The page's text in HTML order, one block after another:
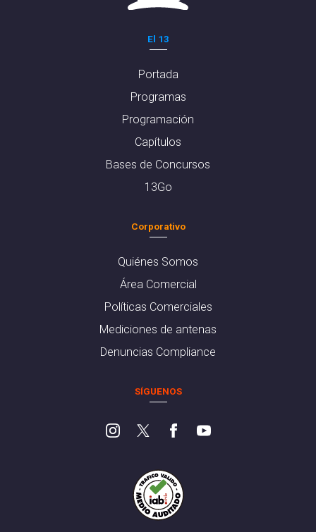
El 13
Portada
Programas
Programación
Capítulos
Bases de Concursos
13Go
Corporativo
Quiénes Somos
Área Comercial
Políticas Comerciales
Mediciones de antenas
Denuncias Compliance
SÍGUENOS